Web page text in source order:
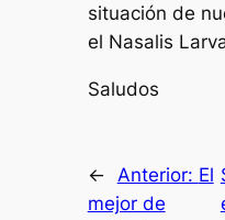
situación de
el Nasalis
Saludos
← Anterior: El
mejor de